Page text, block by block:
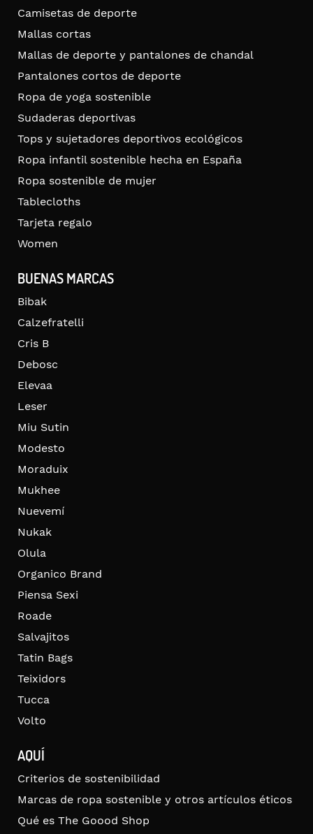
Camisetas de deporte
Mallas cortas
Mallas de deporte y pantalones de chandal
Pantalones cortos de deporte
Ropa de yoga sostenible
Sudaderas deportivas
Tops y sujetadores deportivos ecológicos
Ropa infantil sostenible hecha en España
Ropa sostenible de mujer
Tablecloths
Tarjeta regalo
Women
BUENAS MARCAS
Bibak
Calzefratelli
Cris B
Debosc
Elevaa
Leser
Miu Sutin
Modesto
Moraduix
Mukhee
Nuevemí
Nukak
Olula
Organico Brand
Piensa Sexi
Roade
Salvajitos
Tatin Bags
Teixidors
Tucca
Volto
AQUÍ
Criterios de sostenibilidad
Marcas de ropa sostenible y otros artículos éticos
Qué es The Goood Shop